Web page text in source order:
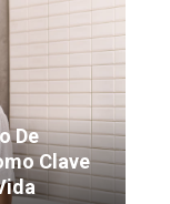
De
Clave